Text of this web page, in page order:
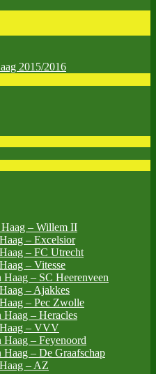
2015/2016
– Willem II
– Excelsior
– FC Utrecht
– Vitesse
Haag – SC Heerenveen
– Ajakkes
– Pec Zwolle
Haag – Heracles
– VVV
Haag – Feyenoord
Haag – De Graafschap
– AZ